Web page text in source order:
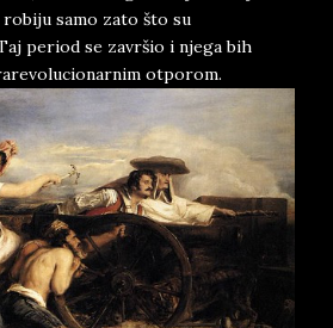
samo zato što su
period se završio i njega bih
otporom.